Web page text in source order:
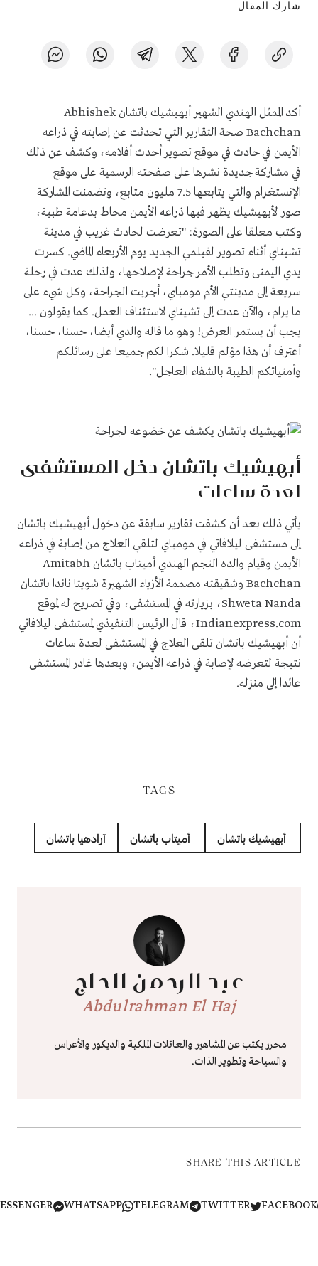
شارك المقال
أكد الممثل الهندي الشهير أبهيشيك باتشانAbhishek
Bachchanصحة التقارير التي تحدثت عن إصابته في ذراعه
الأيمن في حادث في موقع تصوير أحدث أفلامه، وكشف عن ذلك
في مشاركة جديدة نشرها على صفحته الرسمية على موقع
الإنستغرام والتي يتابعها 7.5 مليون متابع، وتضمنت المشاركة
صور لأبهيشيك يظهر فيها ذراعه الأيمن محاط بدعامة طبية،
وكتب معلقا على الصورة: "تعرضت لحادث غريب في مدينة
تشيناي أثناء تصوير لفيلمي الجديد يوم الأربعاء الماضي. كسرت
يدي اليمنى وتطلب الأمر جراحة لإصلاحها، ولذلك عدت في رحلة
سريعة إلى مدينتي الأم مومباي، أجريت الجراحة، وكل شيء على
ما يرام، والآن عدت إلى تشيناي لاستئناف العمل. كما يقولون ...
يجب أن يستمر العرض! وهو ما قاله والدي أيضا، حسنا، حسنا،
أعترف أن هذا مؤلم قليلا. شكرا لكم جميعا على رسائلكم
وأمنياتكم الطيبة بالشفاء العاجل".
أبهيشيك باتشان دخل المستشفى
لعدة ساعات
يأتي ذلك بعد أن كشفت تقارير سابقة عن دخول أبهيشيك باتشان
إلى مستشفى ليلافاتي في مومباي لتلقي العلاج من إصابة في ذراعه
الأيمن وقيام والده النجم الهندي أميتاب باتشانAmitabh
Bachchanوشقيقته مصممة الأزياء الشهيرة شويتا ناندا باتشان
Shweta Nanda، بزيارته في المستشفى، وفي تصريح له لموقع
Indianexpress.com، قال الرئيس التنفيذي لمستشفى ليلافاتي
أن أبهيشيك باتشان تلقى العلاج في المستشفى لعدة ساعات
نتيجة لتعرضه لإصابة في ذراعه الأيمن، وبعدها غادر المستشفى
عائدا إلى منزله.
TAGS
أبهيشيك باتشان أميتاب باتشان آرادهيا باتشان
عبد الرحمن الحاج
Abdulrahman El Haj
محرر يكتب عن المشاهير والعائلات الملكية والديكور والأعراس
والسياحة وتطوير الذات.
SHARE THIS ARTICLE
TWITTER
TELEGRAM
WHATSAPP
MESSENGER